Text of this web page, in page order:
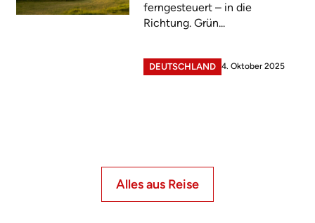
ferngesteuert – in die
Richtung. Grün...
DEUTSCHLAND 4. Oktober 2025
Alles aus Reise